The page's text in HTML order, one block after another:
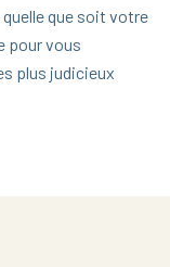
que soit votre
pour vous
plus judicieux